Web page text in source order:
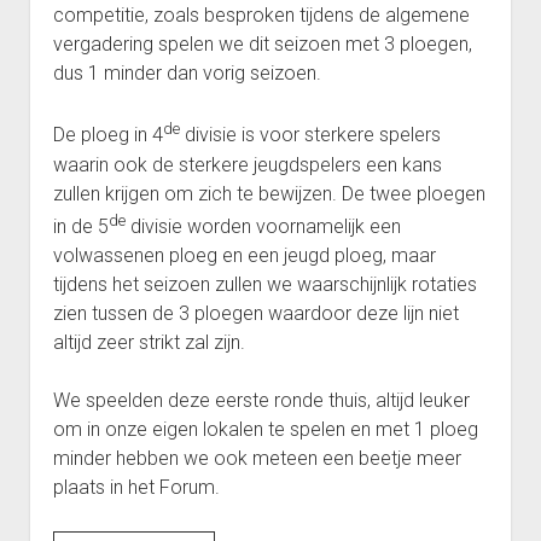
Heenronde Reeks 2B
Punten Reeks 2B
competitie, zoals besproken tijdens de algemene
vergadering spelen we dit seizoen met 3 ploegen,
dus 1 minder dan vorig seizoen.
De ploeg in 4dedivisie is voor sterkere spelers
waarin ook de sterkere jeugdspelers een kans
zullen krijgen om zich te bewijzen. De twee ploegen
in de 5dedivisie worden voornamelijk een
volwassenen ploeg en een jeugd ploeg, maar
tijdens het seizoen zullen we waarschijnlijk rotaties
zien tussen de 3 ploegen waardoor deze lijn niet
altijd zeer strikt zal zijn.
We speelden deze eerste ronde thuis, altijd leuker
om in onze eigen lokalen te spelen en met 1 ploeg
minder hebben we ook meteen een beetje meer
plaats in het Forum.